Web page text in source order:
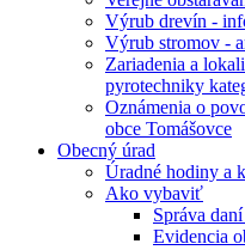
Výrub drevín -
Výrub stromov -
Zariadenia a
pyrotechniky
Oznámenia o
obce Tomášovce
Obecný úrad
Úradné hodiny a
Ako vybaviť
Správa
Evidencia